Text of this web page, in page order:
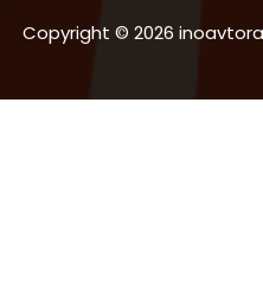
Copyright © 2026